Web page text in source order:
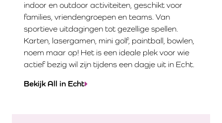
indoor en outdoor activiteiten, geschikt voor
families, vriendengroepen en teams. Van
sportieve uitdagingen tot gezellige spellen.
Karten, lasergamen, mini golf, paintball, bowlen,
noem maar op! Het is een ideale plek voor wie
actief bezig wil zijn tijdens een dagje uit in Echt.
Bekijk All in Echt